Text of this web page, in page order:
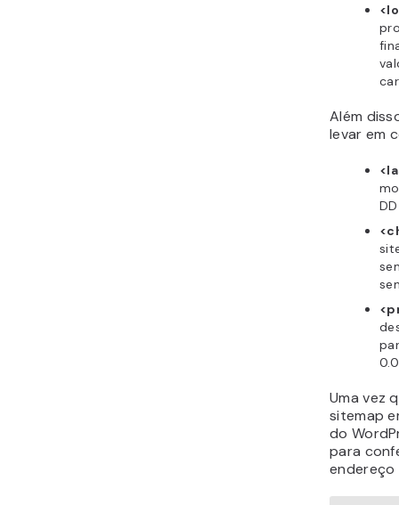
Além
levar em
Uma vez
sitemap
do
para
endereço